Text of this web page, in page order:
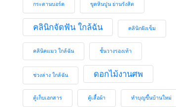
กระดานบอร์ด ขูดหินปูน ย่านรังสิต
คลินิกจัดฟัน ใกล้ฉัน คลินิกฝังเข็ม
คลินิคแมว ใกล้ฉัน ชั้นวางรองเท้า
ช่วงล่าง ใกล้ฉัน ดอกไม้งานศพ
ตู้เก็บเอกสาร ตู้เสื้อผ้า ทำบุญขึ้นบ้านใหม่